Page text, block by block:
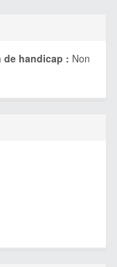
de handicap : Non